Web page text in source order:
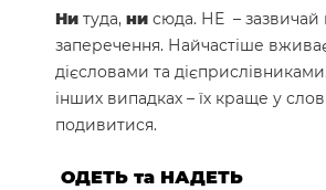
Ни туда, ни сюда. НЕ – зазвичай
заперечення. Найчастіше
дієсловами та
інших випадках – їх краще у
подивитися.
ОДЕТЬ та НАДЕТЬ